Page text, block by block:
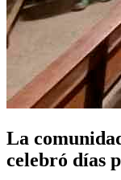
La
celebró días